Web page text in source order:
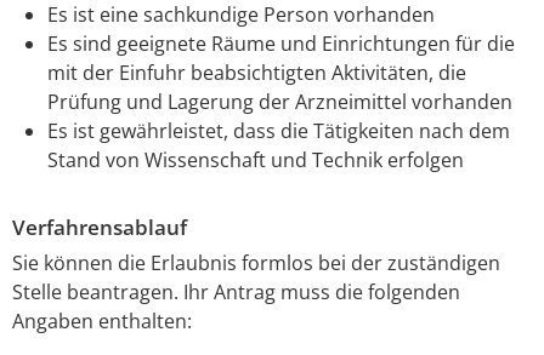
Es ist eine sachkundige Person vorhanden
Es sind geeignete Räume und Einrichtungen für die
mit der Einfuhr beabsichtigten Aktivitäten, die
Prüfung und Lagerung der Arzneimittel vorhanden
Es ist gewährleistet, dass die Tätigkeiten nach dem
Stand von Wissenschaft und Technik erfolgen
Verfahrensablauf
Sie können die Erlaubnis formlos bei der zuständigen
Stelle beantragen. Ihr Antrag muss die folgenden
Angaben enthalten: